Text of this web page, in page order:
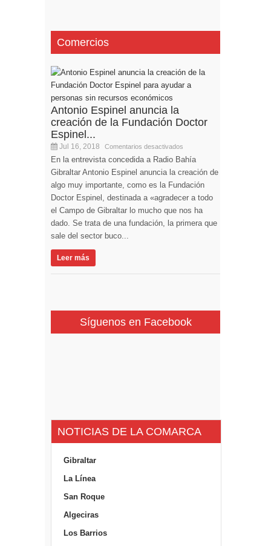
Comercios
Antonio Espinel anuncia la
creación de la Fundación Doctor
Espinel...
Jul 16, 2018 Comentarios desactivados
En la entrevista concedida a Radio Bahía
Gibraltar Antonio Espinel anuncia la creación de
algo muy importante, como es la Fundación
Doctor Espinel, destinada a «agradecer a todo
el Campo de Gibraltar lo mucho que nos ha
dado. Se trata de una fundación, la primera que
sale del sector buco...
Leer más
Síguenos en Facebook
NOTICIAS DE LA COMARCA
Gibraltar
La Línea
San Roque
Algeciras
Los Barrios